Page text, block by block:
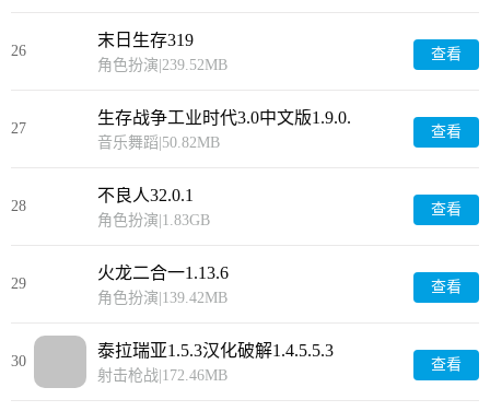
26
末日生存319
角色扮演 239.52MB
查看
27
生存战争工业时代3.0中文版1.9.0.
音乐舞蹈 50.82MB
查看
28
不良人32.0.1
角色扮演 1.83GB
查看
29
火龙二合一1.13.6
角色扮演 139.42MB
查看
30
泰拉瑞亚1.5.3汉化破解1.4.5.5.3
射击枪战 172.46MB
查看